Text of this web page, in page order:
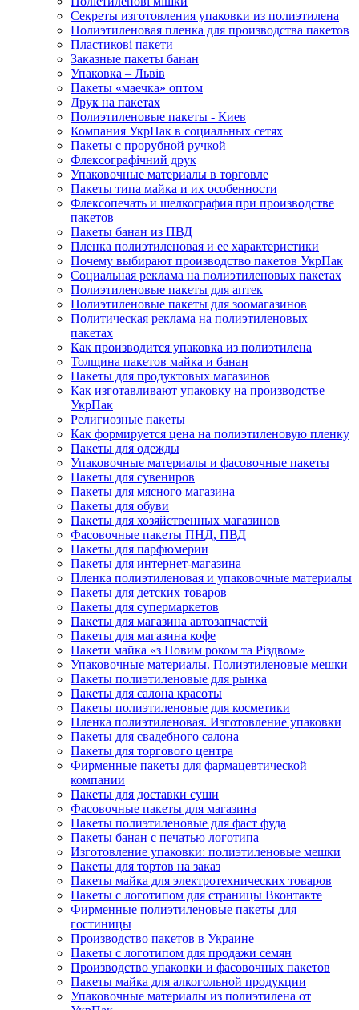
Секреты изготовления упаковки из полиэтилена
Полиэтиленовая пленка для производства пакетов
Пластикові пакети
Заказные пакеты банан
Упаковка – Львів
Пакеты «маечка» оптом
Друк на пакетах
Полиэтиленовые пакеты - Киев
Компания УкрПак в социальных сетях
Пакеты с прорубной ручкой
Флексографічний друк
Упаковочные материалы в торговле
Пакеты типа майка и их особенности
Флексопечать и шелкография при производстве
пакетов
Пакеты банан из ПВД
Пленка полиэтиленовая и ее характеристики
Почему выбирают производство пакетов УкрПак
Социальная реклама на полиэтиленовых пакетах
Полиэтиленовые пакеты для аптек
Полиэтиленовые пакеты для зоомагазинов
Политическая реклама на полиэтиленовых
пакетах
Как производится упаковка из полиэтилена
Толщина пакетов майка и банан
Пакеты для продуктовых магазинов
Как изготавливают упаковку на производстве
УкрПак
Религиозные пакеты
Как формируется цена на полиэтиленовую пленку
Пакеты для одежды
Упаковочные материалы и фасовочные пакеты
Пакеты для сувениров
Пакеты для мясного магазина
Пакеты для обуви
Пакеты для хозяйственных магазинов
Фасовочные пакеты ПНД, ПВД
Пакеты для парфюмерии
Пакеты для интернет-магазина
Пленка полиэтиленовая и упаковочные материалы
Пакеты для детских товаров
Пакеты для супермаркетов
Пакеты для магазина автозапчастей
Пакеты для магазина кофе
Пакети майка «з Новим роком та Різдвом»
Упаковочные материалы. Полиэтиленовые мешки
Пакеты полиэтиленовые для рынка
Пакеты для салона красоты
Пакеты полиэтиленовые для косметики
Пленка полиэтиленовая. Изготовление упаковки
Пакеты для свадебного салона
Пакеты для торгового центра
Фирменные пакеты для фармацевтической
компании
Пакеты для доставки суши
Фасовочные пакеты для магазина
Пакеты полиэтиленовые для фаст фуда
Пакеты банан с печатью логотипа
Изготовление упаковки: полиэтиленовые мешки
Пакеты для тортов на заказ
Пакеты майка для электротехнических товаров
Пакеты с логотипом для страницы Вконтакте
Фирменные полиэтиленовые пакеты для
гостиницы
Производство пакетов в Украине
Пакеты с логотипом для продажи семян
Производство упаковки и фасовочных пакетов
Пакеты майка для алкогольной продукции
Упаковочные материалы из полиэтилена от